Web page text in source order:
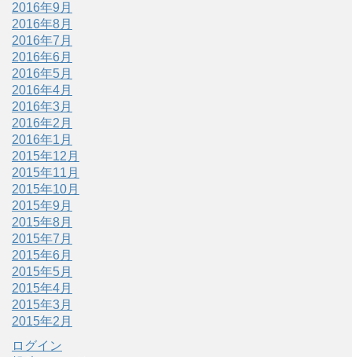
2016年9月
2016年8月
2016年7月
2016年6月
2016年5月
2016年4月
2016年3月
2016年2月
2016年1月
2015年12月
2015年11月
2015年10月
2015年9月
2015年8月
2015年7月
2015年6月
2015年5月
2015年4月
2015年3月
2015年2月
ログイン